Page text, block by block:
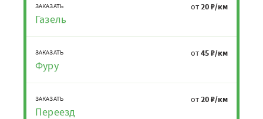
ЗАКАЗАТЬ
Газель
от20 ₽/км
ЗАКАЗАТЬ
Фуру
от45 ₽/км
ЗАКАЗАТЬ
Переезд
от20 ₽/км